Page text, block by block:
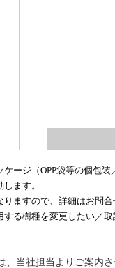
ージ（OPP袋等の個包
ます。
ますので、詳細はお問合
る樹種を変更したい／取
当社担当よりご案内